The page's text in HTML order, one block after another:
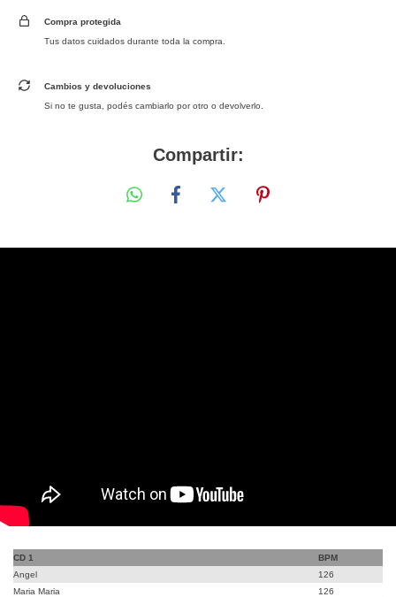
Compra protegida
Tus datos cuidados durante toda la compra.
Cambios y devoluciones
Si no te gusta, podés cambiarlo por otro o devolverlo.
Compartir:
CD 1
BPM
Angel
126
Maria Maria
126